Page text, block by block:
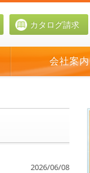
カタログ請求
会社案内
2026/06/08